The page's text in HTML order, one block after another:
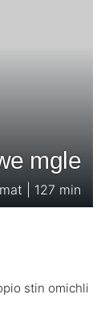
mgle
| 127 min
stin omichli